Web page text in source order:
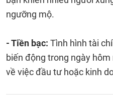
ngưỡng mộ.
- Tiền bạc: Tình hình tài
biến động trong ngày
về việc đầu tư hoặc kinh